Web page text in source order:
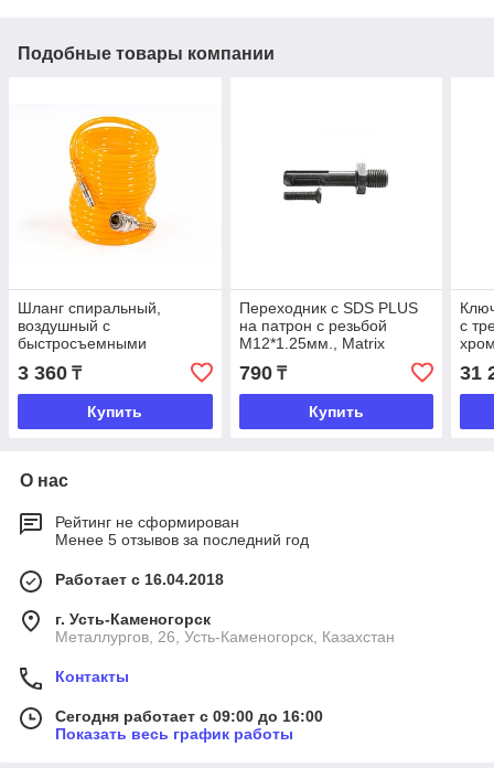
Подобные товары компании
Шланг спиральный,
воздушный с
быстросъемными
соединениями, ⌀8мм. 5м.
18бар. Matrix
3 360 ₸
Купить
Переходник с SDS PLUS
на патрон с резьбой
М12*1.25мм., Matrix
Master
790₸
Купить
с
31
О нас
Рейтинг не сформирован
Менее 5 отзывов за последний год
Работает с 16.04.2018
г. Усть-Каменогорск
Металлургов, 26, Усть-Каменогорск, Казахстан
Контакты
Сегодня работает с 09:00 до 16:00
Показать весь график работы